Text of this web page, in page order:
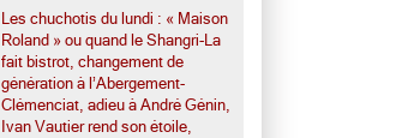
Les chuchotis du lundi : « Maison
Roland » ou quand le Shangri-La
fait bistrot, changement de
génération à l’Abergement-
Clémenciat, adieu à André Génin,
Ivan Vautier rend son étoile,